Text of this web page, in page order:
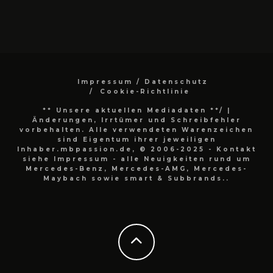
Impressum / Datenschutz
Cookie-Richtlinie
** Unsere aktuellen Mediadaten **/
|
Änderungen, Irrtümer und Schreibfehler
vorbehalten. Alle verwendeten Warenzeichen
sind Eigentum ihrer jeweiligen
Inhaber.mbpassion.de, © 2006-2025 - Kontakt
siehe Impressum - alle Neuigkeiten rund um
Mercedes-Benz, Mercedes-AMG, Mercedes-
Maybach sowie smart & Subbrands..